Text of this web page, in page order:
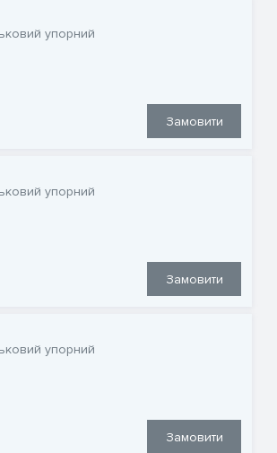
упорний
Замовити
упорний
Замовити
упорний
Замовити